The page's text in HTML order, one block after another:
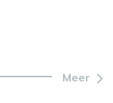
Meer